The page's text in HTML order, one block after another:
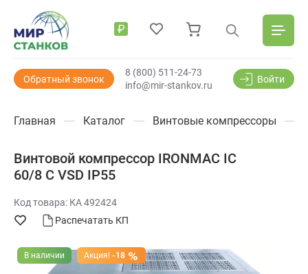
₽
Обратный звонок
info@mir-stankov.ru
8 (800) 511-24-73
Войти
Главная Каталог Винтовые компрессоры
Винтовой компрессор IRONMAC IC
60/8 C VSD IP55
Код товара: КА 492424
Распечатать КП
В наличии Акция! -18